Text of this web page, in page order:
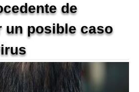
de
un posible caso